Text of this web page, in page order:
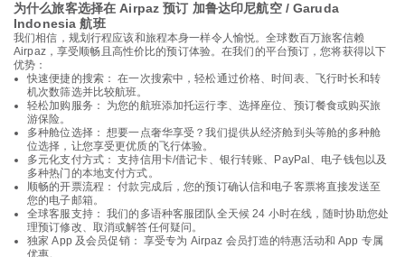
为什么旅客选择在 Airpaz 预订 加鲁达印尼航空 / Garuda
Indonesia 航班
我们相信，规划行程应该和旅程本身一样令人愉悦。全球数百万旅客信赖
Airpaz，享受顺畅且高性价比的预订体验。在我们的平台预订，您将获得以下
优势：
快速便捷的搜索： 在一次搜索中，轻松通过价格、时间表、飞行时长和转
机次数筛选并比较航班。
轻松加购服务： 为您的航班添加托运行李、选择座位、预订餐食或购买旅
游保险。
多种舱位选择： 想要一点奢华享受？我们提供从经济舱到头等舱的多种舱
位选择，让您享受更优质的飞行体验。
多元化支付方式： 支持信用卡/借记卡、银行转账、PayPal、电子钱包以及
多种热门的本地支付方式。
顺畅的开票流程： 付款完成后，您的预订确认信和电子客票将直接发送至
您的电子邮箱。
全球客服支持： 我们的多语种客服团队全天候 24 小时在线，随时协助您处
理预订修改、取消或解答任何疑问。
独家 App 及会员促销： 享受专为 Airpaz 会员打造的特惠活动和 App 专属
优惠。